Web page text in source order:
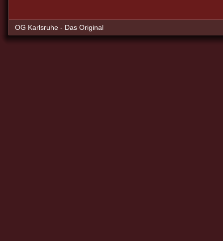
OG Karlsruhe - Das Original